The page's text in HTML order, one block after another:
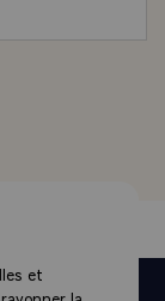
soyez-en
la France
côtés.
Hollande,
et